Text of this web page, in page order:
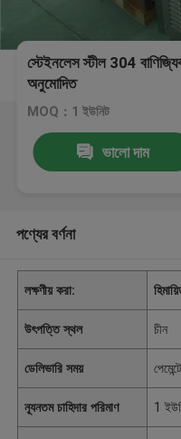
স্টেইনলেস স্টীল 304
অনুমোদিত
MOQ：1 ইউনিট
ভালো দাম
পণ্যের বর্ণনা
লক্ষণীয় করা:
উৎপত্তি স্থল চীন
ডেলিভারি সময়
ন্যূনতম চাহিদার পরিমাণ 1